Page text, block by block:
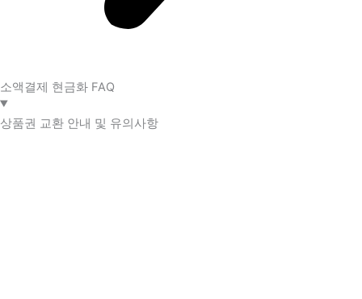
소액결제 현금화 FAQ​
상품권 교환 안내 및 유의사항